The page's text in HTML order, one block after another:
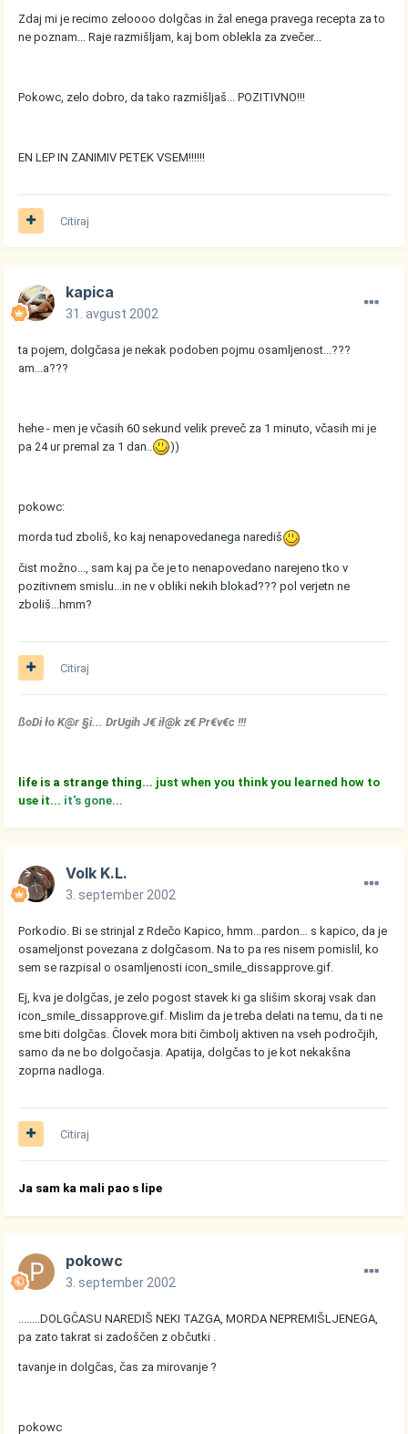
Zdaj mi je recimo zeloooo dolgčas in žal enega pravega recepta za to
ne poznam... Raje razmišljam, kaj bom oblekla za zvečer...
Pokowc, zelo dobro, da tako razmišljaš... POZITIVNO!!!
EN LEP IN ZANIMIV PETEK VSEM!!!!!!
Citiraj
kapica
31. avgust 2002
ta pojem, dolgčasa je nekak podoben pojmu osamljenost...???
am...a???
hehe - men je včasih 60 sekund velik preveč za 1 minuto, včasih mi je
pa 24 ur premal za 1 dan..
))
pokowc:
morda tud zboliš, ko kaj nenapovedanega narediš
čist možno..., sam kaj pa če je to nenapovedano narejeno tko v
pozitivnem smislu...in ne v obliki nekih blokad??? pol verjetn ne
zboliš...hmm?
Citiraj
ßoDi ło K@r §i... DrUgih J€ ił@k z€ Pr€v€c !!!
life is a strange thing... just when you think you learned how to
use it... it's gone...
Volk K.L.
3. september 2002
Porkodio. Bi se strinjal z Rdečo Kapico, hmm...pardon... s kapico, da je
osameljonst povezana z dolgčasom. Na to pa res nisem pomislil, ko
sem se razpisal o osamljenostiicon_smile_dissapprove.gif
Ej, kva je dolgčas, je zelo pogost stavek ki ga slišim skoraj vsak dan
icon_smile_dissapprove.gif . Mislim da je treba delati na temu, da ti ne
sme biti dolgčas. Človek mora biti čimbolj aktiven na vseh področjih,
samo da ne bo dolgočasja. Apatija, dolgčas to je kot nekakšna
zoprna nadloga.
Citiraj
Ja sam ka mali pao s lipe
pokowc
3. september 2002
........DOLGČASU NAREDIŠ NEKI TAZGA, MORDA NEPREMIŠLJENEGA,
pa zato takrat si zadoščen z občutki .
tavanje in dolgčas, čas za mirovanje ?
pokowc